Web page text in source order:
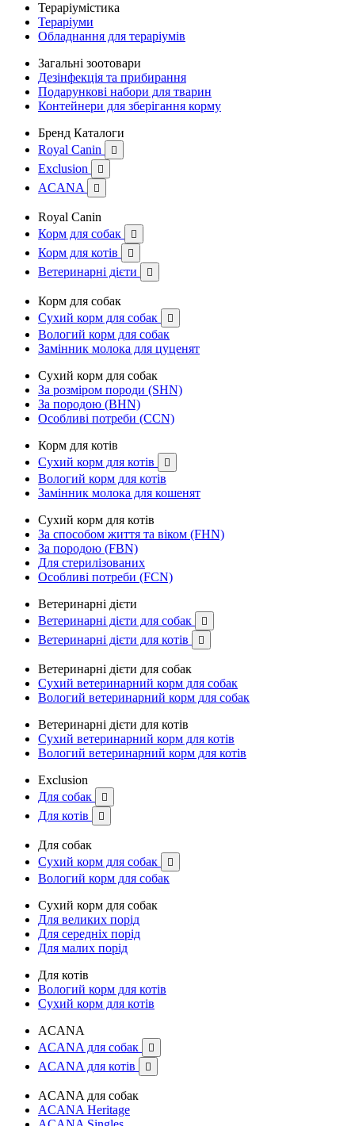
Тераріумістика
Тераріуми
Обладнання для тераріумів
Загальні зоотовари
Дезінфекція та прибирання
Подарункові набори для тварин
Контейнери для зберігання корму
Бренд Каталоги
Royal Canin

Exclusion 
ACANA 
Royal Canin
Корм для собак

Корм для котів 
Ветеринарні дієти 
Корм для собак
Сухий корм для собак

Вологий корм для собак
Замінник молока для цуценят
Сухий корм для собак
За розміром породи (SHN)
За породою (BHN)
Особливі потреби (CCN)
Корм для котів
Сухий корм для котів

Вологий корм для котів
Замінник молока для кошенят
Сухий корм для котів
За способом життя та віком (FHN)
За породою (FBN)
Для стерилізованих
Особливі потреби (FCN)
Ветеринарні дієти
Ветеринарні дієти для собак

Ветеринарні дієти для котів 
Ветеринарні дієти для собак
Сухий ветеринарний корм для собак
Вологий ветеринарний корм для собак
Ветеринарні дієти для котів
Сухий ветеринарний корм для котів
Вологий ветеринарний корм для котів
Exclusion
Для собак

Для котів 
Для собак
Сухий корм для собак

Вологий корм для собак
Сухий корм для собак
Для великих порід
Для середніх порід
Для малих порід
Для котів
Вологий корм для котів
Сухий корм для котів
ACANA
ACANA для собак

ACANA для котів 
ACANA для собак
ACANA Heritage